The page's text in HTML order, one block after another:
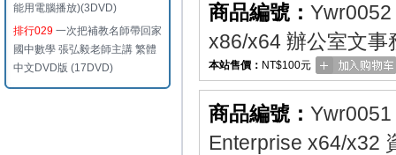
能用電腦播放)(3DVD)
排行029 一次把補教名師帶回家
國中數學 張弘毅老師主講 繁體
中文DVD版 (17DVD)
商品編號： Ywr0052
x86/x64 辦公室文事
本站售價： NT$100元
商品編號： Ywr0051
Enterprise x64/x32